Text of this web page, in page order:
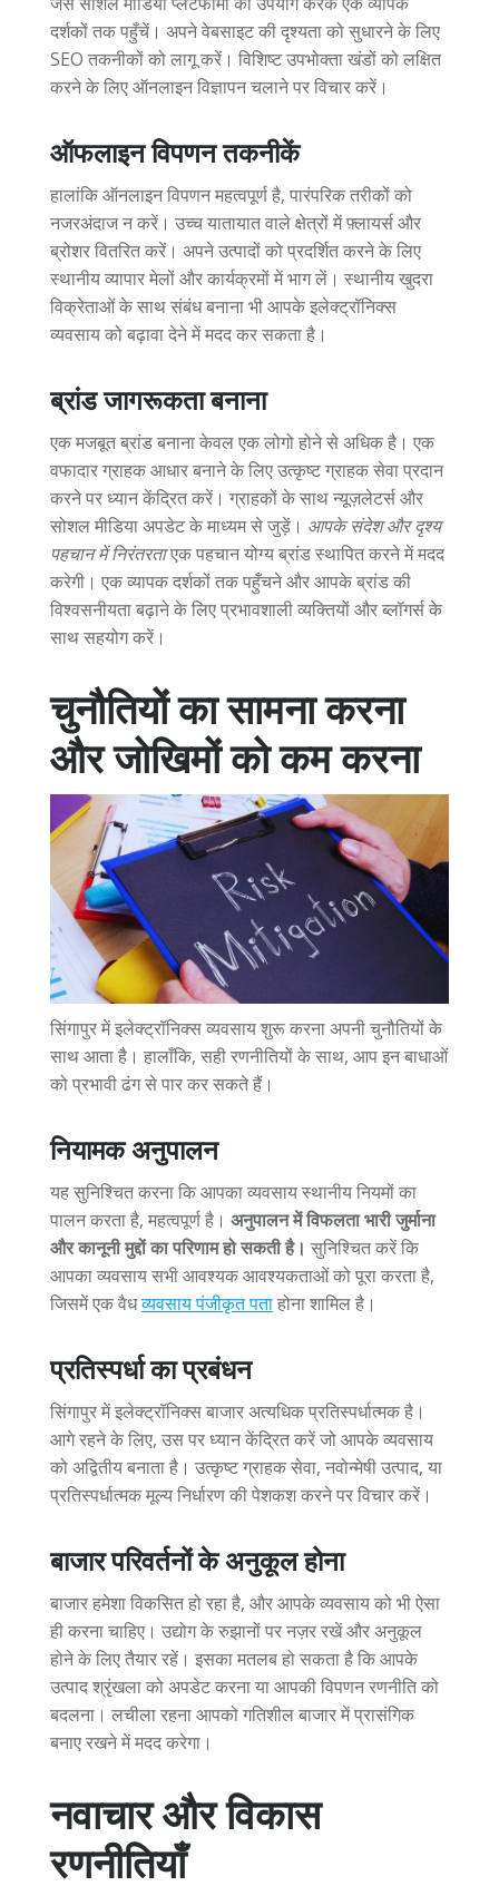
दर्शकों तक पहुँचें। अपने वेबसाइट की दृश्यता को सुधारने के लिए
SEO तकनीकों को लागू करें। विशिष्ट उपभोक्ता खंडों को लक्षित
करने के लिए ऑनलाइन विज्ञापन चलाने पर विचार करें।
ऑफलाइन विपणन तकनीकें
हालांकि ऑनलाइन विपणन महत्वपूर्ण है, पारंपरिक तरीकों को
नजरअंदाज न करें। उच्च यातायात वाले क्षेत्रों में फ़्लायर्स और
ब्रोशर वितरित करें। अपने उत्पादों को प्रदर्शित करने के लिए
स्थानीय व्यापार मेलों और कार्यक्रमों में भाग लें। स्थानीय खुदरा
विक्रेताओं के साथ संबंध बनाना भी आपके इलेक्ट्रॉनिक्स
व्यवसाय को बढ़ावा देने में मदद कर सकता है।
ब्रांड जागरूकता बनाना
एक मजबूत ब्रांड बनाना केवल एक लोगो होने से अधिक है। एक
वफादार ग्राहक आधार बनाने के लिए उत्कृष्ट ग्राहक सेवा प्रदान
करने पर ध्यान केंद्रित करें। ग्राहकों के साथ न्यूज़लेटर्स और
सोशल मीडिया अपडेट के माध्यम से जुड़ें। आपके संदेश और दृश्य
पहचान में निरंतरताएक पहचान योग्य ब्रांड स्थापित करने में मदद
करेगी। एक व्यापक दर्शकों तक पहुँचने और आपके ब्रांड की
विश्वसनीयता बढ़ाने के लिए प्रभावशाली व्यक्तियों और ब्लॉगर्स के
साथ सहयोग करें।
चुनौतियों का सामना करना
और जोखिमों को कम करना
सिंगापुर में इलेक्ट्रॉनिक्स व्यवसाय शुरू करना अपनी चुनौतियों के
साथ आता है। हालाँकि, सही रणनीतियों के साथ, आप इन बाधाओं
को प्रभावी ढंग से पार कर सकते हैं।
नियामक अनुपालन
यह सुनिश्चित करना कि आपका व्यवसाय स्थानीय नियमों का
पालन करता है, महत्वपूर्ण है। अनुपालन में विफलता भारी जुर्माना
और कानूनी मुद्दों का परिणाम हो सकती है। सुनिश्चित करें कि
आपका व्यवसाय सभी आवश्यक आवश्यकताओं को पूरा करता है,
जिसमें एक वैधव्यवसाय पंजीकृत पताहोना शामिल है।
प्रतिस्पर्धा का प्रबंधन
सिंगापुर में इलेक्ट्रॉनिक्स बाजार अत्यधिक प्रतिस्पर्धात्मक है।
आगे रहने के लिए, उस पर ध्यान केंद्रित करें जो आपके व्यवसाय
को अद्वितीय बनाता है। उत्कृष्ट ग्राहक सेवा, नवोन्मेषी उत्पाद, या
प्रतिस्पर्धात्मक मूल्य निर्धारण की पेशकश करने पर विचार करें।
बाजार परिवर्तनों के अनुकूल होना
बाजार हमेशा विकसित हो रहा है, और आपके व्यवसाय को भी ऐसा
ही करना चाहिए। उद्योग के रुझानों पर नज़र रखें और अनुकूल
होने के लिए तैयार रहें। इसका मतलब हो सकता है कि आपके
उत्पाद श्रृंखला को अपडेट करना या आपकी विपणन रणनीति को
बदलना। लचीला रहना आपको गतिशील बाजार में प्रासंगिक
बनाए रखने में मदद करेगा।
नवाचार और विकास
रणनीतियाँ